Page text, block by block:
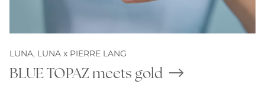
LUNA, LUNA x PIERRE LANG
BLUE TOPAZ meets gold